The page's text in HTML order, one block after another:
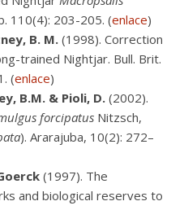
110(4): 203-205. (enlace)
B. M. (1998). Correction
trained Nightjar. Bull. Brit.
(enlace)
B.M. & Pioli, D. (2002).
forcipatus Nitzsch,
). Ararajuba, 10(2): 272–
(1997). The
and biological reserves to